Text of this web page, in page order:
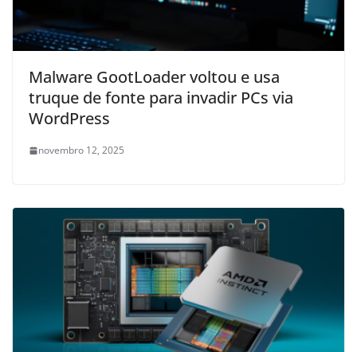
Malware GootLoader voltou e usa
truque de fonte para invadir PCs via
WordPress
novembro 12, 2025